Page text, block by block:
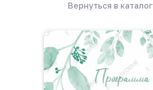
Вернуться в каталог